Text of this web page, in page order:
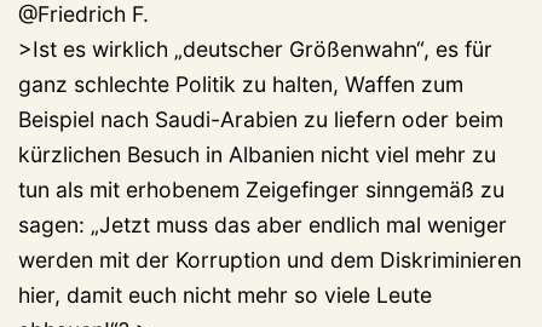
@Friedrich F.
>Ist es wirklich „deutscher Größenwahn“, es für
ganz schlechte Politik zu halten, Waffen zum
Beispiel nach Saudi-Arabien zu liefern oder beim
kürzlichen Besuch in Albanien nicht viel mehr zu
tun als mit erhobenem Zeigefinger sinngemäß zu
sagen: „Jetzt muss das aber endlich mal weniger
werden mit der Korruption und dem Diskriminieren
hier, damit euch nicht mehr so viele Leute